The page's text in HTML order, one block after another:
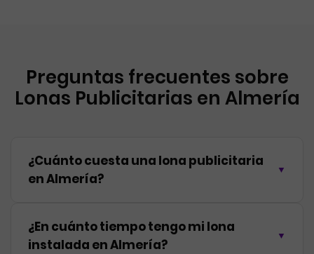
Preguntas frecuentes sobre
Lonas Publicitarias en Almería
¿Cuánto cuesta una lona publicitaria
en Almería?
¿En cuánto tiempo tengo mi lona
instalada en Almería?